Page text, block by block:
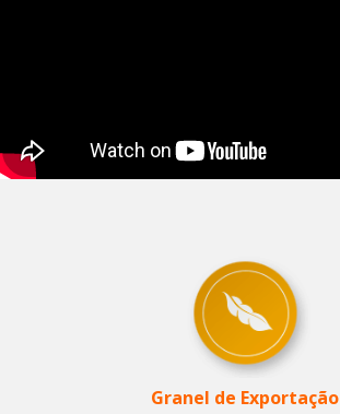
Granel de Exportação